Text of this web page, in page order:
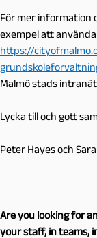
För mer information
exempel att
https://
Malmö stads
Lycka till och gott
Peter Hayes och
Are you looking for
your staff, in teams,